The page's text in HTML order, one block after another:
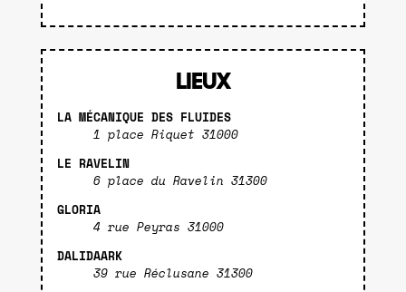
LIEUX
LA MÉCANIQUE DES FLUIDES
1 place Riquet 31000
LE RAVELIN
6 place du Ravelin 31300
GLORIA
4 rue Peyras 31000
DALIDAARK
39 rue Réclusane 31300